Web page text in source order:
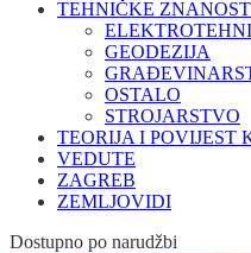
TEHNIČKE
GEODEZIJA
OSTALO
STROJARSTVO
TEORIJA I POVIJEST
VEDUTE
ZAGREB
ZEMLJOVIDI
Dostupno po narudžbi